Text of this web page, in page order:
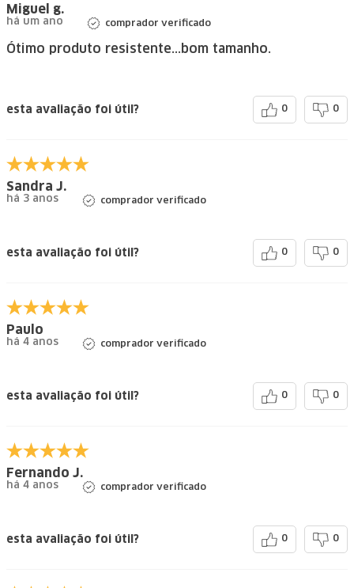
Miguel g.
há um ano comprador verificado
Ótimo produto resistente...bom tamanho.
esta avaliação foi útil? 0 0
Sandra J.
há 3 anos comprador verificado
esta avaliação foi útil? 0 0
Paulo
há 4 anos comprador verificado
esta avaliação foi útil? 0 0
Fernando J.
há 4 anos comprador verificado
esta avaliação foi útil? 0 0